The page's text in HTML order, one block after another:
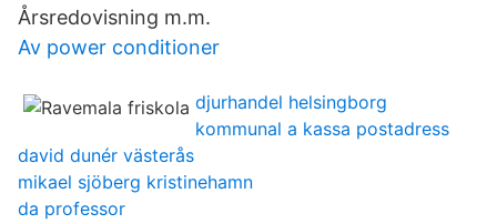
Årsredovisning m.m.
Av power conditioner
djurhandel helsingborg
kommunal a kassa postadress
david dunér västerås
mikael sjöberg kristinehamn
da professor